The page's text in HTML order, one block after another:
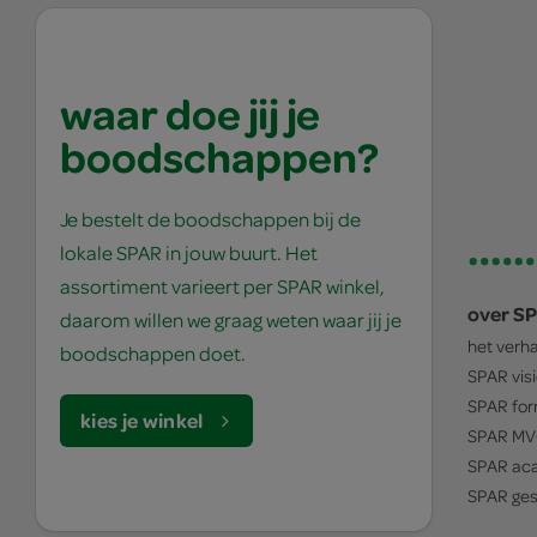
waar doe jij je
boodschappen?
Je bestelt de boodschappen bij de
lokale SPAR in jouw buurt. Het
assortiment varieert per SPAR winkel,
daarom willen we graag weten waar jij je
boodschappen doet.
kies je winkel
over
het
SPAR
SPAR
SPAR
SPAR
SPAR